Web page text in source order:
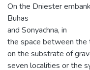
On the Dniester
Buhas
and Sonyachna, in
the space between the
on the substrate of
seven localities or the